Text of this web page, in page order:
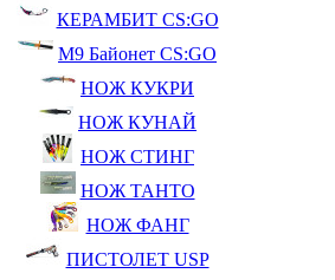
КЕРАМБИТ CS:GO
М9 Байонет CS:GO
НОЖ КУКРИ
НОЖ КУНАЙ
НОЖ СТИНГ
НОЖ ТАНТО
НОЖ ФАНГ
ПИСТОЛЕТ USP